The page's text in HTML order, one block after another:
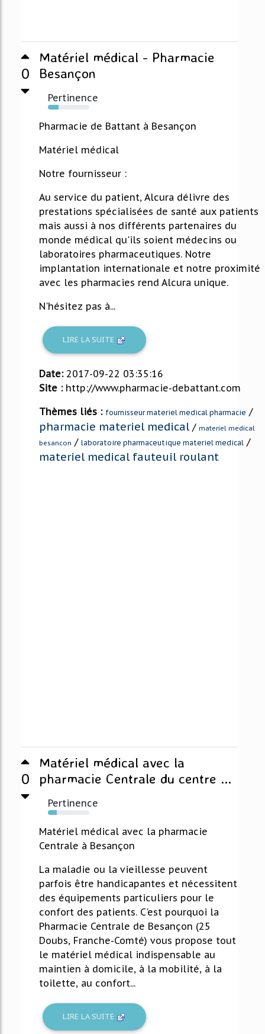
0
Matériel médical - Pharmacie
Besançon
Pertinence
26%
Pharmacie de Battant à Besançon
Matériel médical
Notre fournisseur :
Au service du patient, Alcura délivre des
prestations spécialisées de santé aux patients
mais aussi à nos différents partenaires du
monde médical qu'ils soient médecins ou
laboratoires pharmaceutiques. Notre
implantation internationale et notre proximité
avec les pharmacies rend Alcura unique.
N'hésitez pas à...
LIRE LA SUITE
Date: 2017-09-22 03:35:16
Site : http://www.pharmacie-debattant.com
Thèmes liés : fournisseur materiel medical pharmacie /
pharmacie materiel medical / materiel medical
besancon / laboratoire pharmaceutique materiel medical /
materiel medical fauteuil roulant
0
Matériel médical avec la
pharmacie Centrale du centre ...
Pertinence
22%
Matériel médical avec la pharmacie
Centrale à Besançon
La maladie ou la vieillesse peuvent
parfois être handicapantes et nécessitent
des équipements particuliers pour le
confort des patients. C'est pourquoi la
Pharmacie Centrale de Besançon (25
Doubs, Franche-Comté) vous propose tout
le matériel médical indispensable au
maintien à domicile, à la mobilité, à la
toilette, au confort...
LIRE LA SUITE